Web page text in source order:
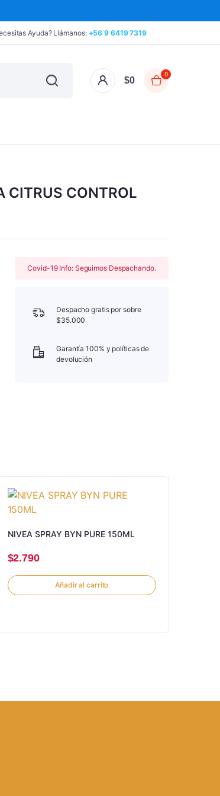
Ayuda? Llámanos: +56 9 6419 7319
$0
0
CITRUS CONTROL
Covid-19 Info: Seguimos Despachando.
Despacho gratis por sobre
$35.000
Garantía 100% y políticas de
devolución
NIVEA SPRAY BYN PURE 150ML
$2.790
Añadir al carrito